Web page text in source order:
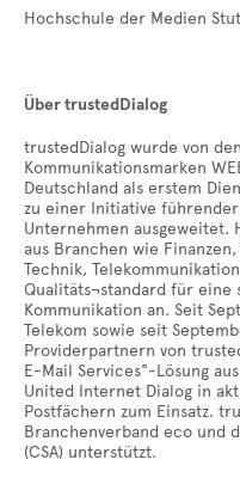
Hochschule der Medien
Über trustedDialog
trustedDialog wurde von
Kommunikationsmarken
Deutschland als erstem
zu einer Initiative
Unternehmen ausgeweitet.
aus Branchen wie
Technik,
Qualitäts¬standard für eine
Kommunikation an. Seit
Telekom sowie seit
Providerpartnern von
E-Mail Services"-Lösung
United Internet Dialog in
Postfächern zum Einsatz.
Branchenverband eco und
(CSA) unterstützt.